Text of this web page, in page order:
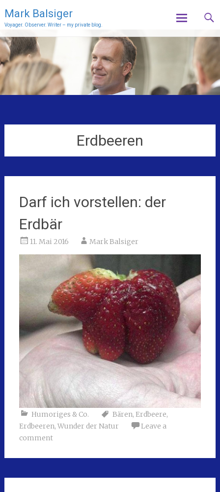
Mark Balsiger
Voyager. Observer. Writer – my private blog.
Erdbeeren
Darf ich vorstellen: der
Erdbär
11. Mai 2016 Mark Balsiger
Humoriges & Co. Bären, Erdbeere,
Erdbeeren, Wunder der Natur
Leave a
comment